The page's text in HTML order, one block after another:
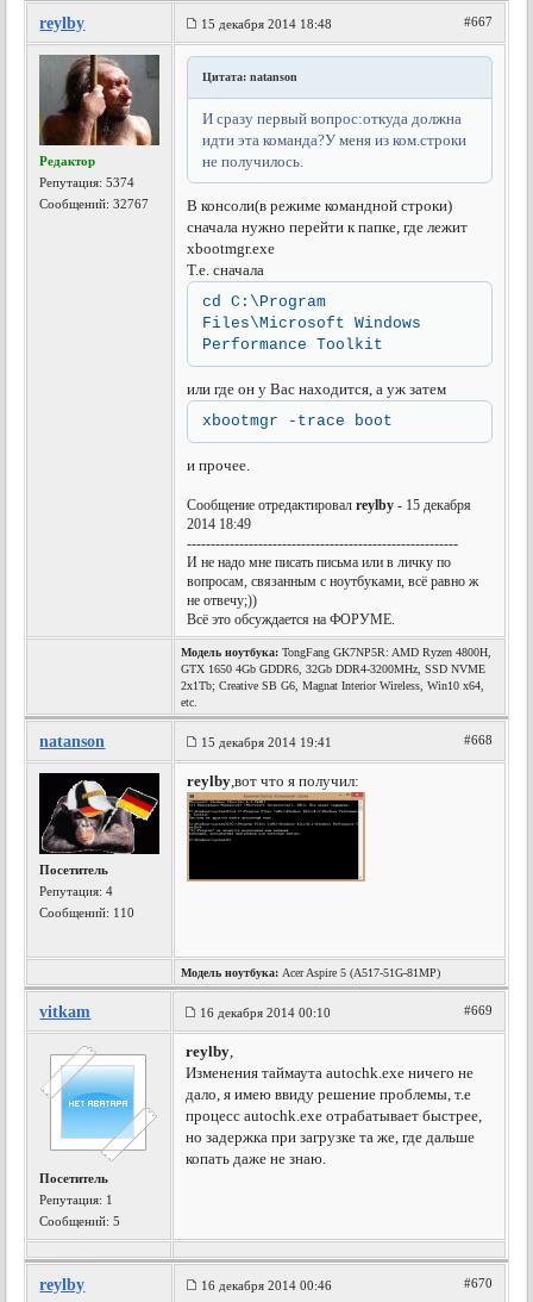
reylby 15 декабря 2014 18:48 #667
Редактор
Репутация:5374
Сообщений: 32767
Цитата: natanson
И сразу первый вопрос:откуда должна
идти эта команда?У меня из ком.строки
не получилось.
В консоли(в режиме командной строки)
сначала нужно перейти к папке, где лежит
xbootmgr.exe
Т.е. сначала
cd C:\Program
Files\Microsoft Windows
Performance Toolkit
или где он у Вас находится, а уж затем
xbootmgr -trace boot
и прочее.
Сообщение отредактировалreylby - 15 декабря
2014 18:49
---------------------------------------------------------
И не надо мне писать письма или в личку по
вопросам, связанным с ноутбуками, всё равно ж
не отвечу;))
Всё это обсуждается на ФОРУМЕ.
Модель ноутбука: TongFang GK7NP5R: AMD Ryzen 4800H,
GTX 1650 4Gb GDDR6, 32Gb DDR4-3200MHz, SSD NVME
2x1Tb; Creative SB G6, Magnat Interior Wireless, Win10 x64,
etc.
natanson 15 декабря 2014 19:41 #668
Посетитель
Репутация:4
Сообщений: 110
reylby,вот что я получил:
Модель ноутбука: Acer Aspire 5 (A517-51G-81MP)
vitkam 16 декабря 2014 00:10 #669
Посетитель
Репутация: 1
Сообщений: 5
reylby,
Изменения таймаута autochk.exe ничего не
дало, я имею ввиду решение проблемы, т.е
процесс autochk.exe отрабатывает быстрее,
но задержка при загрузке та же, где дальше
копать даже не знаю.
reylby 16 декабря 2014 00:46 #670